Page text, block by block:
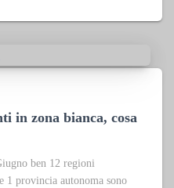
in zona bianca, cosa
ben 12 regioni
1 provincia autonoma sono